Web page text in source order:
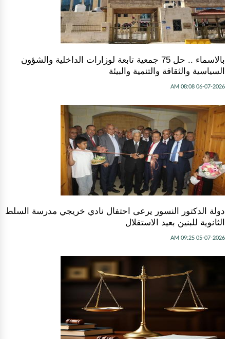
بالاسماء .. حل 75 جمعية تابعة لوزارات الداخلية والشؤون
السياسية والثقافة والتنمية والبيئة
06-07-2026 08:08 AM
دولة الدكتور النسور يرعى احتفال نادي خريجي مدرسة السلط
الثانوية للبنين بعيد الاستقلال
05-07-2026 09:25 AM